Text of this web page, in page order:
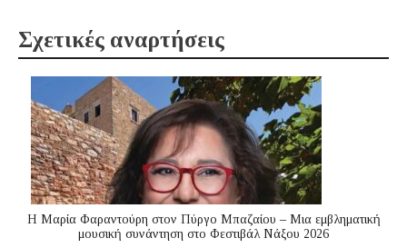
Σχετικές αναρτήσεις
Η Μαρία Φαραντούρη στον Πύργο Μπαζαίου – Μια εμβληματική
μουσική συνάντηση στο Φεστιβάλ Νάξου 2026